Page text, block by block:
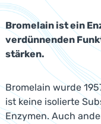
Bromelain ist ein
verdünnenden
stärken.
Bromelain wurde
ist keine isolierte
Enzymen. Auch